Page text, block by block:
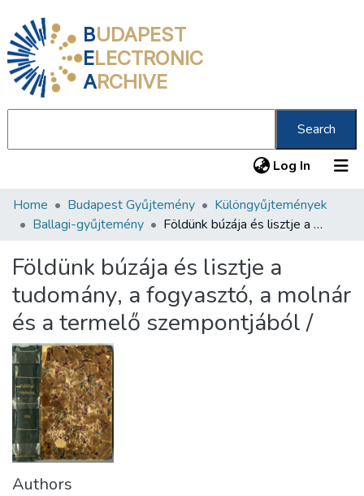
BUDAPEST
ELECTRONIC
ARCHIVE
Search
Log In (current)
Communities & Collections
Statistics
About us
Home Budapest Gyűjtemény
Különgyűjtemények
Ballagi-gyűjtemény
Földünk búzája és lisztje a tudomány, a fogyasztó, a molnár és a termelő szempontjából /
Földünk búzája és lisztje a
tudomány, a fogyasztó, a molnár
és a termelő szempontjából /
Authors